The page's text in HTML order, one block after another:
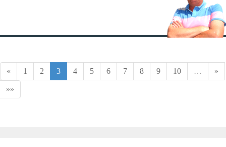
« 1 2 3 4 5 6 7 8 9 10 … »
»»